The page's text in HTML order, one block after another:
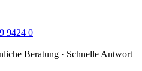
9424 0
Beratung · Schnelle Antwort